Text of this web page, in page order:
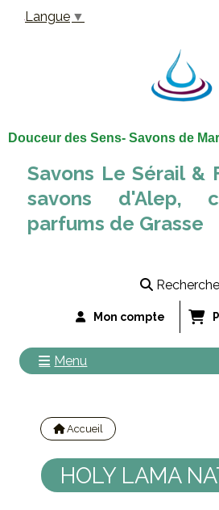
Douceur des Sens- Savons de
Savons Le Sérail &
savons d'Alep,
parfums de Grasse
Recherche
Mon compte
Menu
Accueil
HOLY LAMA
Langue ▼